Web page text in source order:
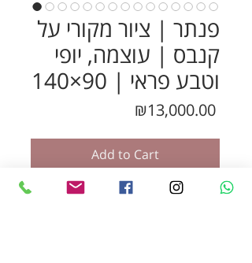
פנתר | ציור מקורי על
קנבס | עוצמה, יופי
וטבע פראי | 90×140
₪13,000.00Price
Add to Cart
Buy Now